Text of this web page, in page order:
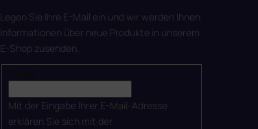
Legen Sie Ihre E-Mail ein und wir werden Ihnen
Informationen über neue Produkte in unserem
E-Shop zusenden.
Mit der Eingabe Ihrer E-Mail-Adresse
erklären Sie sich mit der